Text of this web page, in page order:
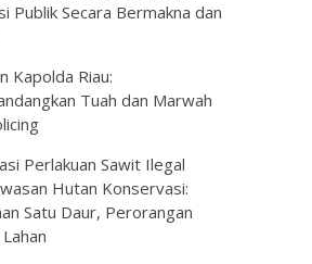
Publik Secara Bermakna dan
Kapolda Riau:
Tuah dan Marwah
Perlakuan Sawit Ilegal
Hutan Konservasi:
Satu Daur, Perorangan